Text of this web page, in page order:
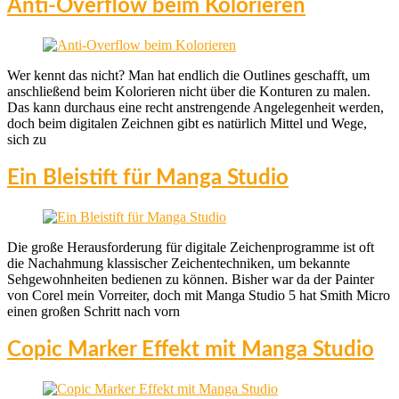
Anti-Overflow beim Kolorieren
Wer kennt das nicht? Man hat endlich die Outlines geschafft, um
anschließend beim Kolorieren nicht über die Konturen zu malen.
Das kann durchaus eine recht anstrengende Angelegenheit werden,
doch beim digitalen Zeichnen gibt es natürlich Mittel und Wege,
sich zu
Ein Bleistift für Manga Studio
Die große Herausforderung für digitale Zeichenprogramme ist oft
die Nachahmung klassischer Zeichentechniken, um bekannte
Sehgewohnheiten bedienen zu können. Bisher war da der Painter
von Corel mein Vorreiter, doch mit Manga Studio 5 hat Smith Micro
einen großen Schritt nach vorn
Copic Marker Effekt mit Manga Studio